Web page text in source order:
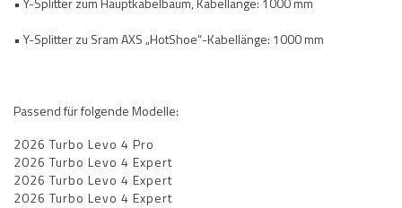
• Y-Splitter zu Sram AXS „HotShoe“-Kabellänge: 1000 mm
Passend für folgende Modelle:
2026 Turbo Levo 4 Pro
2026 Turbo Levo 4 Expert
2026 Turbo Levo 4 Expert
2026 Turbo Levo 4 Expert